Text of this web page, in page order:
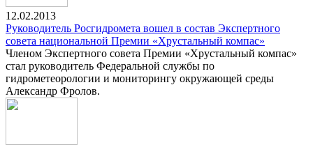
12.02.2013
Руководитель Росгидромета вошел в состав Экспертного
совета национальной Премии «Хрустальный компас»
Членом Экспертного совета Премии «Хрустальный компас»
стал руководитель Федеральной службы по
гидрометеорологии и мониторингу окружающей среды
Александр Фролов.